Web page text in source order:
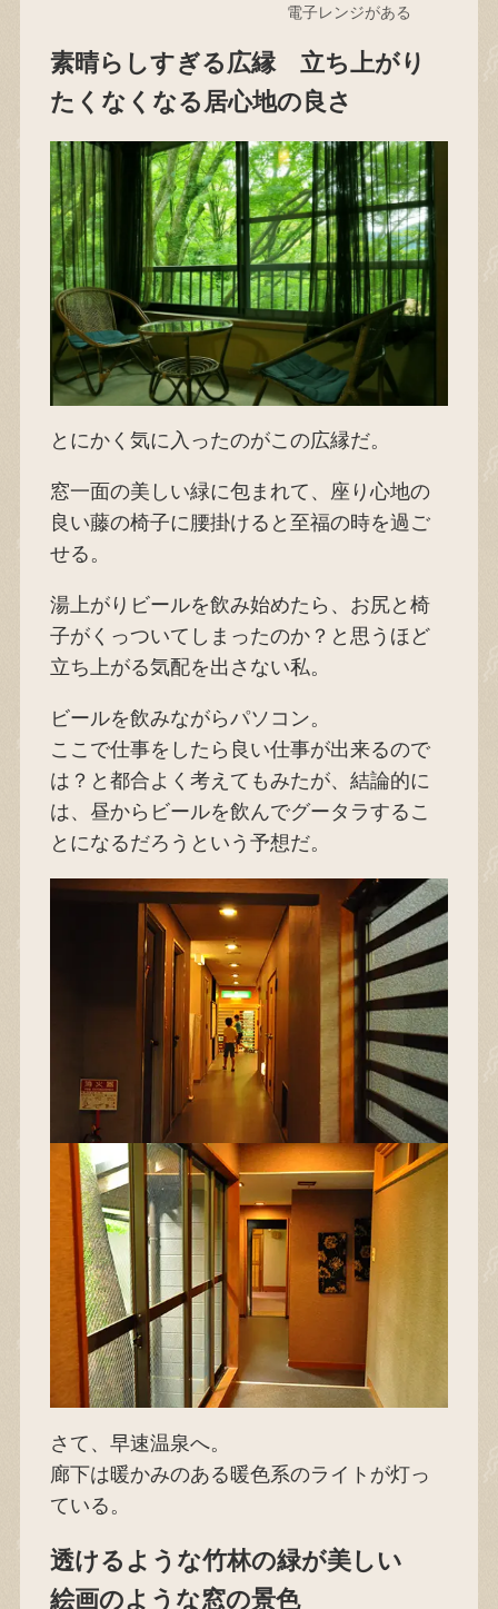
電子レンジがある
素晴らしすぎる広縁 立ち上がり
たくなくなる居心地の良さ
とにかく気に入ったのがこの広縁だ。
窓一面の美しい緑に包まれて、座り心地の
良い藤の椅子に腰掛けると至福の時を過ご
せる。
湯上がりビールを飲み始めたら、お尻と椅
子がくっついてしまったのか？と思うほど
立ち上がる気配を出さない私。
ビールを飲みながらパソコン。
ここで仕事をしたら良い仕事が出来るので
は？と都合よく考えてもみたが、結論的に
は、昼からビールを飲んでグータラするこ
とになるだろうという予想だ。
さて、早速温泉へ。
廊下は暖かみのある暖色系のライトが灯っ
ている。
透けるような竹林の緑が美しい
絵画のような窓の景色